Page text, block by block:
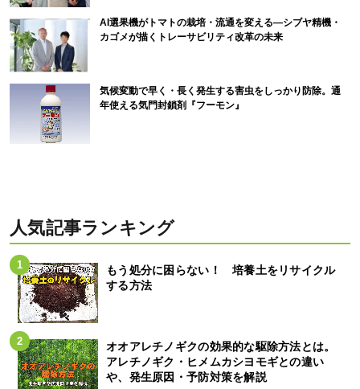
AI選果機がトマトの栽培・流通を変える―シブヤ精機・
カゴメが描くトレーサビリティ改革の未来
気候変動で早く・長く発生する害虫をしっかり防除。通
年使える気門封鎖剤『フーモン』
人気記事ランキング
もう処分に困らない！ 培養土をリサイクル
する方法
オオアレチノギクの効果的な駆除方法とは。
アレチノギク・ヒメムカシヨモギとの違い
や、発生原因・予防対策を解説